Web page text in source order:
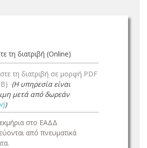
τη διατριβή (Online)
τη διατριβή σε μορφή PDF
(Η υπηρεσία είναι
μετά από δωρεάν
)
στο ΕΑΔΔ
από πνευματικά